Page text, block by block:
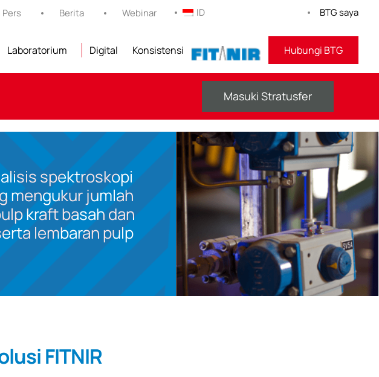
Pers Berita Webinar ID BTG saya
Laboratorium Digital Konsistensi KEBUGARAN Hubungi BTG
Masuki Stratusfer
spektroskopi
mengukur jumlah
kraft basah dan
lembaran pulp
FITNIR